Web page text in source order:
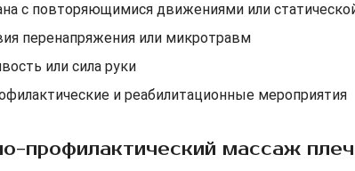
с повторяющимися движениями или
перенапряжения или микротравм
или сила руки
и реабилитационные мероприятия
профилактический массаж